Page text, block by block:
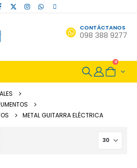
CONTÁCTANOS
098 388 9277
0
METAL GUITARRA ELÉCTRICA